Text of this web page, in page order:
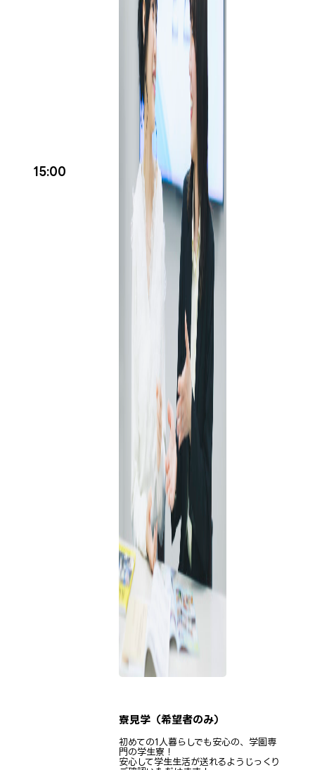
15:00
寮見学（希望者のみ）
初めての1人暮らしでも安心の、学園専
門の学生寮！
安心して学生生活が送れるようじっくり